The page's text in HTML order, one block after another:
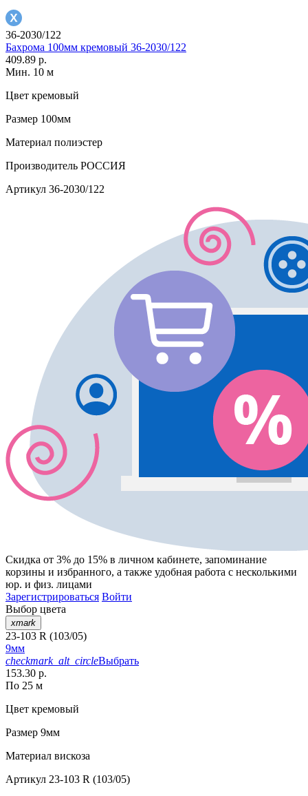
36-2030/122
Бахрома 100мм кремовый 36-2030/122
409.89 р.
Мин. 10 м
Цвет кремовый
Размер 100мм
Материал полиэстер
Производитель РОССИЯ
Артикул 36-2030/122
Скидка от 3% до 15% в личном кабинете, запоминание
корзины и избранного, а также удобная работа с несколькими
юр. и физ. лицами
Зарегистрироваться Войти
Выбор цвета
xmark
23-103 R (103/05)
9мм
checkmark_alt_circleВыбрать
153.30 р.
По 25 м
Цвет кремовый
Размер 9мм
Материал вискоза
Артикул 23-103 R (103/05)